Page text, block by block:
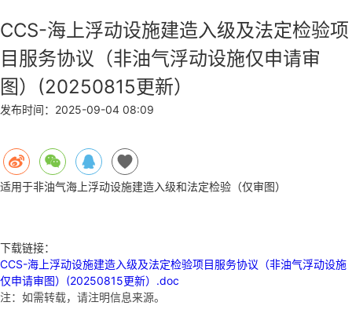
CCS-海上浮动设施建造入级及法定检验项
目服务协议（非油气浮动设施仅申请审
图）(20250815更新）
发布时间： 2025-09-04 08:09
适用于非油气海上浮动设施建造入级和法定检验（仅审图）
下载链接：
CCS-海上浮动设施建造入级及法定检验项目服务协议（非油气浮动设施
仅申请审图）(20250815更新）.doc
注：如需转载，请注明信息来源。